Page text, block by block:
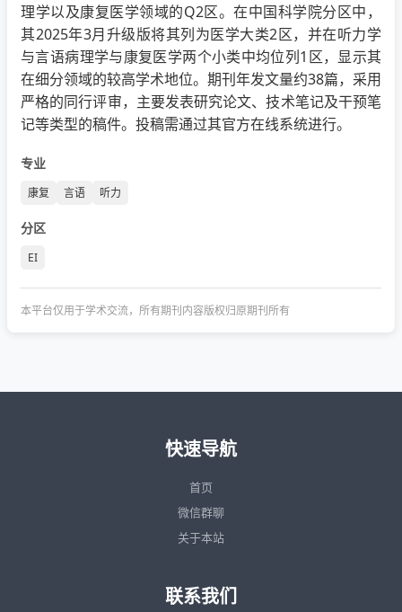
理学以及康复医学领域的Q2区。在中国科学院分区中，
其2025年3月升级版将其列为医学大类2区，并在听力学
与言语病理学与康复医学两个小类中均位列1区，显示其
在细分领域的较高学术地位。期刊年发文量约38篇，采用
严格的同行评审，主要发表研究论文、技术笔记及干预笔
记等类型的稿件。投稿需通过其官方在线系统进行。
专业
康复 言语 听力
分区
EI
本平台仅用于学术交流，所有期刊内容版权归原期刊所有
快速导航
首页
微信群聊
关于本站
联系我们